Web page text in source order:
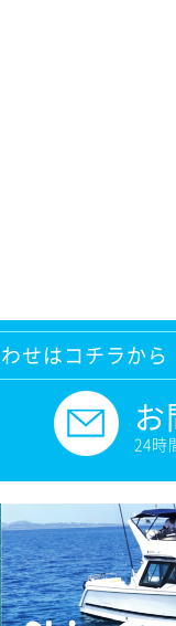
せはコチラから
24時